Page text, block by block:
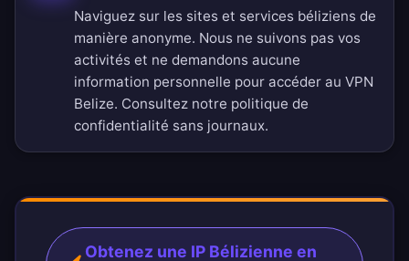
Naviguez sur les sites et services béliziens de
manière anonyme. Nous ne suivons pas vos
activités et ne demandons aucune
information personnelle pour accéder au VPN
Belize. Consultez notre politique de
confidentialité sans journaux.
Obtenez une IP Bélizienne en